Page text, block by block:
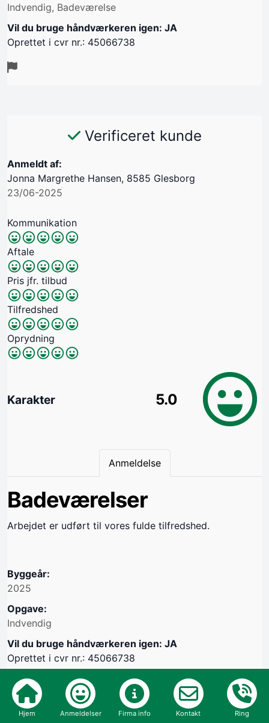
Indvendig, Badeværelse
Vil du bruge håndværkeren igen: JA
Oprettet i cvr nr.: 45066738
Verificeret kunde
Anmeldt af:
Jonna Margrethe Hansen, 8585 Glesborg
23/06-2025
Kommunikation
Aftale
Pris jfr. tilbud
Tilfredshed
Oprydning
Karakter 5.0
Anmeldelse
Badeværelser
Arbejdet er udført til vores fulde tilfredshed.
Byggeår:
2025
Opgave:
Indvendig
Vil du bruge håndværkeren igen: JA
Oprettet i cvr nr.: 45066738
Hjem Anmeldelser Firma info Kontakt Ring